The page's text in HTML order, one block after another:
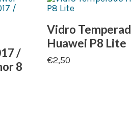
/
8
Vidro
Huawei P8 Lite
€2,50